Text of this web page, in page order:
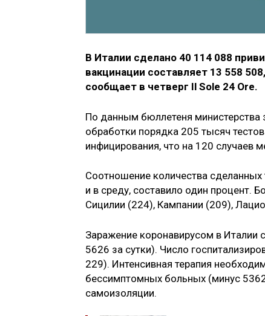
В Италии сделано 40 114 088
вакцинации составляет 13 558
сообщает в четверг Il Sole 24 Ore.
По данным бюллетеня министерства
обработки порядка 205 тысяч
инфицирования, что на 120 случаев
Соотношение количества сделанных
и в среду, составило один процент.
Сицилии (224), Кампании (209),
Заражение коронавирусом в Италии
5626 за сутки). Число
229). Интенсивная терапия
бессимптомных больных (минус
самоизоляции.